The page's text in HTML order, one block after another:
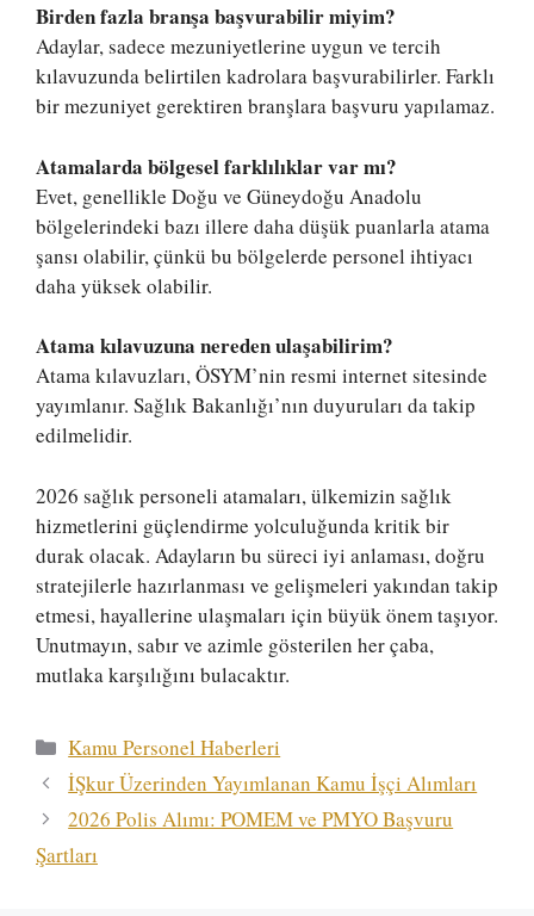
Birden fazla branşa başvurabilir miyim?
Adaylar, sadece mezuniyetlerine uygun ve tercih
kılavuzunda belirtilen kadrolara başvurabilirler. Farklı
bir mezuniyet gerektiren branşlara başvuru yapılamaz.
Atamalarda bölgesel farklılıklar var mı?
Evet, genellikle Doğu ve Güneydoğu Anadolu
bölgelerindeki bazı illere daha düşük puanlarla atama
şansı olabilir, çünkü bu bölgelerde personel ihtiyacı
daha yüksek olabilir.
Atama kılavuzuna nereden ulaşabilirim?
Atama kılavuzları, ÖSYM’nin resmi internet sitesinde
yayımlanır. Sağlık Bakanlığı’nın duyuruları da takip
edilmelidir.
2026 sağlık personeli atamaları, ülkemizin sağlık
hizmetlerini güçlendirme yolculuğunda kritik bir
durak olacak. Adayların bu süreci iyi anlaması, doğru
stratejilerle hazırlanması ve gelişmeleri yakından takip
etmesi, hayallerine ulaşmaları için büyük önem taşıyor.
Unutmayın, sabır ve azimle gösterilen her çaba,
mutlaka karşılığını bulacaktır.
Kategoriler
Kamu Personel Haberleri
İŞkur Üzerinden Yayımlanan Kamu İşçi Alımları
2026 Polis Alımı: POMEM ve PMYO Başvuru
Şartları